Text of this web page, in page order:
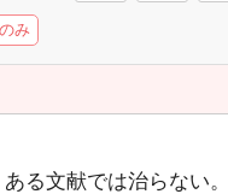
み
る文献では治らない。